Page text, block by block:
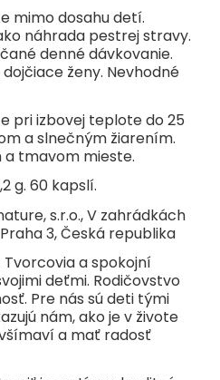
mimo dosahu detí.
náhrada pestrej stravy.
denné dávkovanie.
ženy. Nevhodné
pri izbovej teplote do 25
a slnečným žiarením.
a tmavom mieste.
g. 60 kapslí.
s.r.o., V zahrádkách
3, Česká republika
Tvorcovia a spokojní
deťmi. Rodičovstvo
Pre nás sú deti tými
nám, ako je v živote
a mať radosť